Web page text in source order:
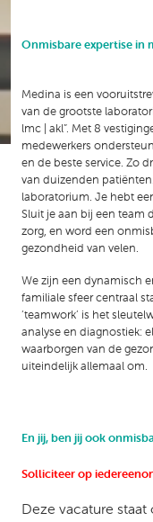
Onmisbare expertise in
Medina is een
van de grootste
lmc | akl”. Met 8
medewerkers
en de beste service. Zo
van duizenden
laboratorium. Je hebt
Sluit je aan bij een team
zorg, en word een
gezondheid van velen.
We zijn een dynamisch
familiale sfeer centraal
‘teamwork’ is het
analyse en diagnostiek:
waarborgen van de
uiteindelijk allemaal om.
En jij, ben jij ook
Solliciteer op
Deze vacature